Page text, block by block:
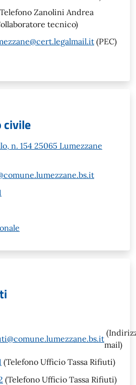
Zanolini Andrea
tecnico)
(PEC)
n. 154 25065 Lumezzane
mail)
(Telefono Ufficio Tassa Rifiuti)
(Telefono Ufficio Tassa Rifiuti)